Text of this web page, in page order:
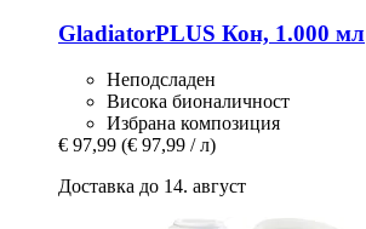
GladiatorPLUS Кон, 1.000 мл
Неподсладен
Висока бионаличност
Избрана композиция
€ 97,99 (€ 97,99 / л)
Доставка до 14. август